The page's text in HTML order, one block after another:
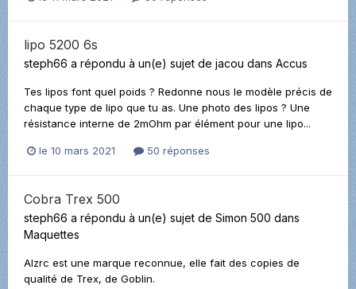
lipo 5200 6s
steph66 a répondu à un(e) sujet de jacou dans Accus
Tes lipos font quel poids ? Redonne nous le modèle précis de
chaque type de lipo que tu as. Une photo des lipos ? Une
résistance interne de 2mOhm par élément pour une lipo...
le 10 mars 2021 50 réponses
Cobra Trex 500
steph66 a répondu à un(e) sujet de Simon 500 dans
Maquettes
Alzrc est une marque reconnue, elle fait des copies de
qualité de Trex, de Goblin.